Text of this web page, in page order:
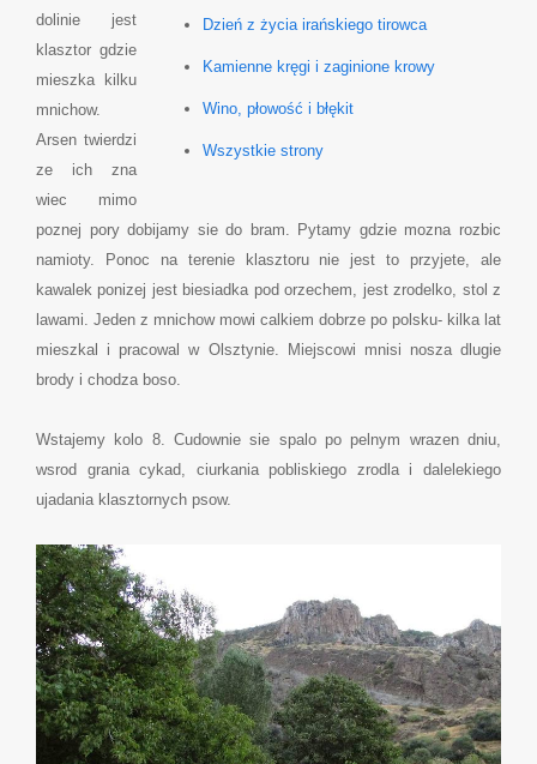
Dzień z życia irańskiego tirowca
Kamienne kręgi i zaginione krowy
Wino, płowość i błękit
Wszystkie strony
dolinie jest
klasztor gdzie
mieszka kilku
mnichow.
Arsen twierdzi
ze ich zna
wiec mimo
poznej pory dobijamy sie do bram. Pytamy gdzie mozna rozbic
namioty. Ponoc na terenie klasztoru nie jest to przyjete, ale
kawalek ponizej jest biesiadka pod orzechem, jest zrodelko, stol z
lawami. Jeden z mnichow mowi calkiem dobrze po polsku- kilka lat
mieszkal i pracowal w Olsztynie. Miejscowi mnisi nosza dlugie
brody i chodza boso.
Wstajemy kolo 8. Cudownie sie spalo po pelnym wrazen dniu,
wsrod grania cykad, ciurkania pobliskiego zrodla i dalelekiego
ujadania klasztornych psow.